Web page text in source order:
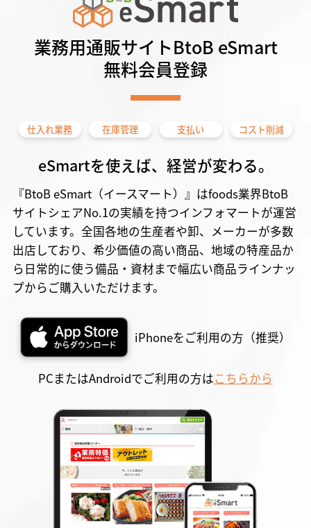
業務用通販サイトBtoB eSmart
無料会員登録
仕入れ業務 在庫管理 支払い コスト削減
eSmartを使えば、経営が変わる。
『BtoB eSmart（イースマート）』はfoods業界BtoB
サイトシェアNo.1の実績を持つインフォマートが運営
しています。全国各地の生産者や卸、メーカーが多数
出店しており、希少価値の高い商品、地域の特産品か
ら日常的に使う備品・資材まで幅広い商品ラインナッ
プからご購入いただけます。
iPhoneをご利用の方（推奨）
PCまたはAndroidでご利用の方はこちらから